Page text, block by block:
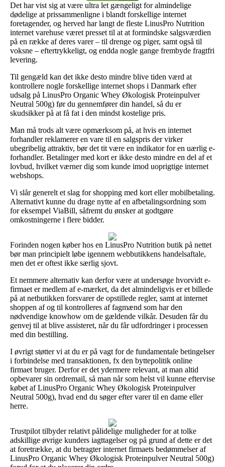
Det har vist sig at være ultra let gængeligt for almindelige
dødelige at prissammenligne i blandt forskellige internet
foretagender, og herved har langt de fleste LinusPro Nutrition
internet varehuse været presset til at at formindske salgsværdien
på en række af deres varer – til drenge og piger, samt også til
voksne – eftertrykkeligt, og endda nogle gange frembyde fragtfri
levering.
Til gengæld kan det ikke desto mindre blive tiden værd at
kontrollere nogle forskellige internet shops i Danmark efter
udsalg på LinusPro Organic Whey Økologisk Proteinpulver
Neutral 500g) før du gennemfører din handel, så du er
skudsikker på at få fat i den mindst kostelige pris.
Man må trods alt være opmærksom på, at hvis en internet
forhandler reklamerer en vare til en salgspris der virker
ubegribelig attraktiv, bør det tit være en indikator for en uærlig e-
forhandler. Betalinger med kort er ikke desto mindre en del af et
lovbud, hvilket værner dig som kunde imod uoprigtige internet
webshops.
Vi slår generelt et slag for shopping med kort eller mobilbetaling.
Alternativt kunne du drage nytte af en afbetalingsordning som
for eksempel ViaBill, såfremt du ønsker at godtgøre
omkostningerne i flere bidder.
Forinden nogen køber hos en LinusPro Nutrition butik på nettet
bør man principielt løbe igennem webbutikkens handelsaftale,
men det er oftest ikke særlig sjovt.
Et nemmere alternativ kan derfor være at undersøge hvorvidt e-
firmaet er medlem af e-mærket, da det almindeligvis er et billede
på at netbutikken forsvarer de opstillede regler, samt at internet
shoppen af og til kontrolleres af fagmænd som har den
nødvendige knowhow om de gældende vilkår. Desuden får du
genvej til at blive assisteret, når du får udfordringer i processen
med din bestilling.
I øvrigt støtter vi at du er på vagt for de fundamentale betingelser
i forbindelse med transaktionen, fx den byttepolitik online
firmaet bruger. Derfor er det ydermere relevant, at man altid
opbevarer sin ordremail, så man når som helst vil kunne eftervise
købet af LinusPro Organic Whey Økologisk Proteinpulver
Neutral 500g), hvad end du søger efter varer til en dame eller
herre.
Trustpilot tilbyder relativt pålidelige muligheder for at tolke
adskillige øvrige kunders iagttagelser og på grund af dette er det
at foretrække, at du betragter internet firmaets bedømmelser af
LinusPro Organic Whey Økologisk Proteinpulver Neutral 500g)